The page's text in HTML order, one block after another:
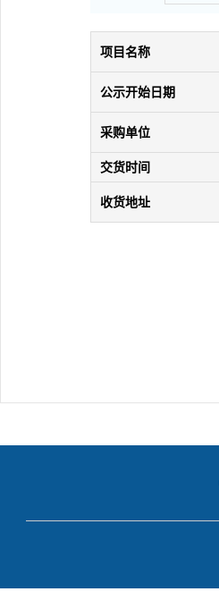
项目名称
公示开始日期
采购单位
交货时间
收货地址